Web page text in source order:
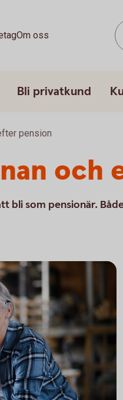
Om oss
Bli privatkund
pension
och
bli som pensionär.